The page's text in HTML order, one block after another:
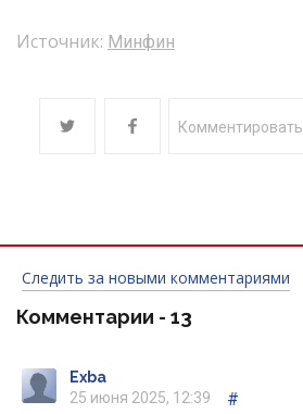
Источник: Минфин
Комментировать
Следить за новыми комментариями
Комментарии - 13
Exba
25 июня 2025, 12:39
#